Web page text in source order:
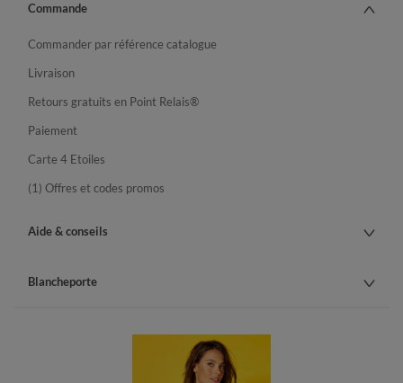
Commande
Commander par référence catalogue
Livraison
Retours gratuits en Point Relais®
Paiement
Carte 4 Etoiles
(1) Offres et codes promos
Aide & conseils
Blancheporte